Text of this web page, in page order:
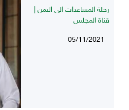
رحلة المساعدات الى اليمن |
قناة المجلس
05/11/2021